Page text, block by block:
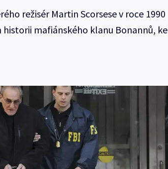
režisér Martin Scorsese v roce 1990
historii mafiánského klanu Bonannů, ke